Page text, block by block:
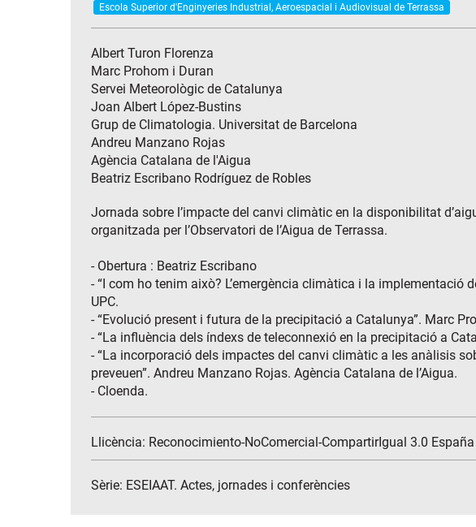
Escola Superior d'Enginyeries Industrial, Aeroespacial i Audiovisual de Terrassa
Albert Turon Florenza
Marc Prohom i Duran
Servei Meteorològic de Catalunya
Joan Albert López-Bustins
Grup de Climatologia. Universitat de Barcelona
Andreu Manzano Rojas
Agència Catalana de l'Aigua
Beatriz Escribano Rodríguez de Robles
Jornada sobre l’impacte del canvi climàtic en la disponibilitat
organitzada per l’Observatori de l’Aigua de Terrassa.
- Obertura : Beatriz Escribano
- “I com ho tenim això? L’emergència climàtica i la implementació
UPC.
- “Evolució present i futura de la precipitació a Catalunya”. Marc
- “La influència dels índexs de teleconnexió en la precipitació a
- “La incorporació dels impactes del canvi climàtic a les anàlisis
preveuen”. Andreu Manzano Rojas. Agència Catalana de l’Aigua.
- Cloenda.
Llicència: Reconocimiento-NoComercial-CompartirIgual 3.0 España
Sèrie: ESEIAAT. Actes, jornades i conferències